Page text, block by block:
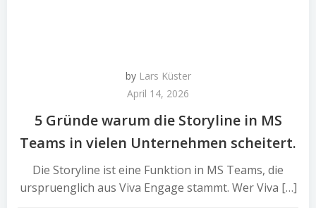
by Lars Küster
April 14, 2026
5 Gründe warum die Storyline in MS
Teams in vielen Unternehmen scheitert.
Die Storyline ist eine Funktion in MS Teams, die
urspruenglich aus Viva Engage stammt. Wer Viva […]